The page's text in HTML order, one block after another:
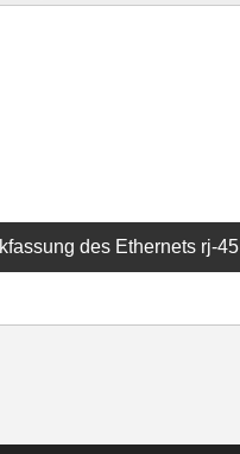
des Ethernets rj-45